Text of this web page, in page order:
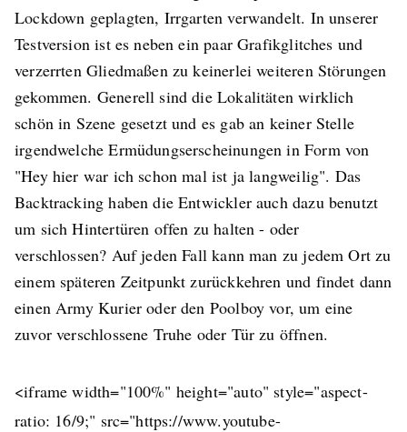
Lockdown geplagten, Irrgarten verwandelt. In unserer
Testversion ist es neben ein paar Grafikglitches und
verzerrten Gliedmaßen zu keinerlei weiteren Störungen
gekommen. Generell sind die Lokalitäten wirklich
schön in Szene gesetzt und es gab an keiner Stelle
irgendwelche Ermüdungserscheinungen in Form von
"Hey hier war ich schon mal ist ja langweilig". Das
Backtracking haben die Entwickler auch dazu benutzt
um sich Hintertüren offen zu halten - oder
verschlossen? Auf jeden Fall kann man zu jedem Ort zu
einem späteren Zeitpunkt zurückkehren und findet dann
einen Army Kurier oder den Poolboy vor, um eine
zuvor verschlossene Truhe oder Tür zu öffnen.
<iframe width="100%" height="auto" style="aspect-
ratio: 16/9;" src="https://www.youtube-